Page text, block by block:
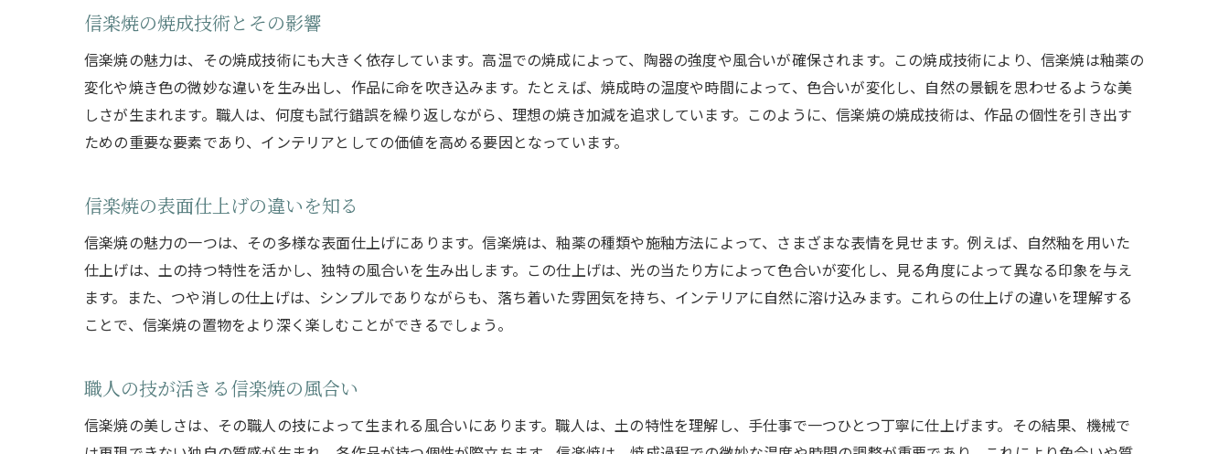
信楽焼による空間の変化を楽しむ
信楽焼の焼成技術とその影響
信楽焼の魅力は、その焼成技術にも大きく依存しています。高温での焼成によって、陶器の強度や風合いが確保されます。この焼成技術により、信楽焼は釉薬の
変化や焼き色の微妙な違いを生み出し、作品に命を吹き込みます。たとえば、焼成時の温度や時間によって、色合いが変化し、自然の景観を思わせるような美
しさが生まれます。職人は、何度も試行錯誤を繰り返しながら、理想の焼き加減を追求しています。このように、信楽焼の焼成技術は、作品の個性を引き出す
ための重要な要素であり、インテリアとしての価値を高める要因となっています。
信楽焼の表面仕上げの違いを知る
信楽焼の魅力の一つは、その多様な表面仕上げにあります。信楽焼は、釉薬の種類や施釉方法によって、さまざまな表情を見せます。例えば、自然釉を用いた
仕上げは、土の持つ特性を活かし、独特の風合いを生み出します。この仕上げは、光の当たり方によって色合いが変化し、見る角度によって異なる印象を与え
ます。また、つや消しの仕上げは、シンプルでありながらも、落ち着いた雰囲気を持ち、インテリアに自然に溶け込みます。これらの仕上げの違いを理解する
ことで、信楽焼の置物をより深く楽しむことができるでしょう。
職人の技が活きる信楽焼の風合い
信楽焼の美しさは、その職人の技によって生まれる風合いにあります。職人は、土の特性を理解し、手仕事で一つひとつ丁寧に仕上げます。その結果、機械で